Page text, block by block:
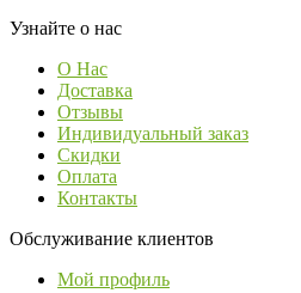
Узнайте о нас
О Нас
Доставка
Отзывы
Индивидуальный заказ
Скидки
Оплата
Контакты
Обслуживание клиентов
Мой профиль